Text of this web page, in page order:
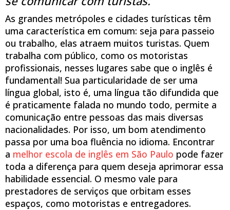
As grandes metrópoles e cidades turísticas têm
uma característica em comum: seja para passeio
ou trabalho, elas atraem muitos turistas. Quem
trabalha com público, como os motoristas
profissionais, nesses lugares sabe que o inglês é
fundamental! Sua particularidade de ser uma
língua global, isto é, uma língua tão difundida que
é praticamente falada no mundo todo, permite a
comunicação entre pessoas das mais diversas
nacionalidades. Por isso, um bom atendimento
passa por uma boa fluência no idioma. Encontrar
a melhor escola de inglês em São Paulo pode fazer
toda a diferença para quem deseja aprimorar essa
habilidade essencial. O mesmo vale para
prestadores de serviços que orbitam esses
espaços, como motoristas e entregadores.